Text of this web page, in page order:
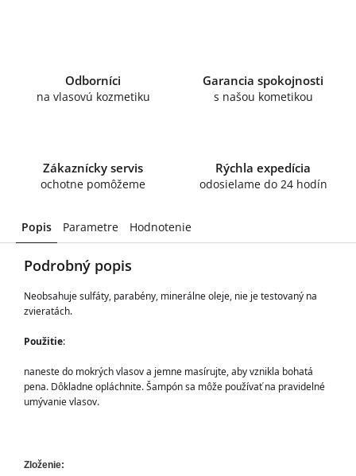
Odborníci
na vlasovú kozmetiku
Garancia spokojnosti
s našou kometikou
Zákaznícky servis
ochotne pomôžeme
Rýchla expedícia
odosielame do 24 hodín
Popis Parametre Hodnotenie
Podrobný popis
Neobsahuje sulfáty, parabény, minerálne oleje, nie je testovaný na
zvieratách.
Použitie:
naneste do mokrých vlasov a jemne masírujte, aby vznikla bohatá
pena. Dôkladne opláchnite. Šampón sa môže používať na pravidelné
umývanie vlasov.
Zloženie: